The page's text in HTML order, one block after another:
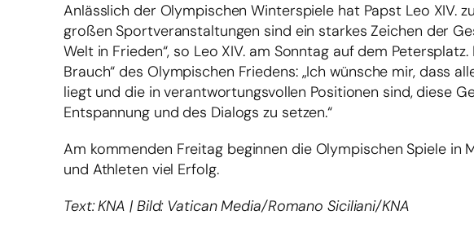
Anlässlich der Olympischen Winterspiele hat Papst Leo XIV.
großen Sportveranstaltungen sind ein starkes Zeichen der
Welt in Frieden“, so Leo XIV. am Sonntag auf dem
Brauch“ des Olympischen Friedens: „Ich wünsche mir, dass
liegt und die in verantwortungsvollen Positionen sind, diese
Entspannung und des Dialogs zu setzen.“
Am kommenden Freitag beginnen die Olympischen Spiele in
und Athleten viel Erfolg.
Text: KNA | Bild: Vatican Media/Romano Siciliani/KNA